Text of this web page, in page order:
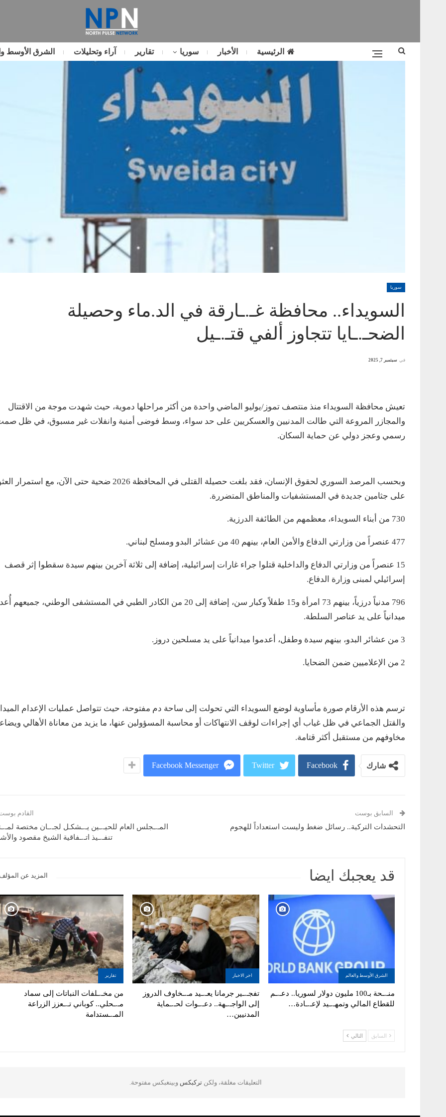
الرئيسية الأخبار سوريا تقارير آراء وتحليلات الشرق الأوسط
سوريا
السويداء.. محافظة غـ.ـارقة في الد.ماء وحصيلة
الضحـ.ـايا تتجاوز ألفي قتـ.ـيل
في سبتمبر 7, 2025
تعيش محافظة السويداء منذ منتصف تموز/يوليو الماضي واحدة من أكثر مراحلها دموية، حيث شهدت موجة من الاقتتال
والمجازر المروعة التي طالت المدنيين والعسكريين على حد سواء، وسط فوضى أمنية وانفلات غير مسبوق، في ظل
رسمي وعجز دولي عن حماية السكان.
وبحسب المرصد السوري لحقوق الإنسان، فقد بلغت حصيلة القتلى في المحافظة 2026 ضحية حتى الآن، مع استمرار
على جثامين جديدة في المستشفيات والمناطق المتضررة.
730 من أبناء السويداء، معظمهم من الطائفة الدرزية.
477 عنصراً من وزارتي الدفاع والأمن العام، بينهم 40 من عشائر البدو ومسلح لبناني.
15 عنصراً من وزارتي الدفاع والداخلية قتلوا جراء غارات إسرائيلية، إضافة إلى ثلاثة آخرين بينهم سيدة سقطوا إثر قصف
إسرائيلي لمبنى وزارة الدفاع.
796 مدنياً درزياً، بينهم 73 امرأة و15 طفلاً وكبار سن، إضافة إلى 20 من الكادر الطبي في المستشفى الوطني، جميعهم
ميدانياً على يد عناصر السلطة.
3 من عشائر البدو، بينهم سيدة وطفل، أعدموا ميدانياً على يد مسلحين دروز.
2 من الإعلاميين ضمن الضحايا.
ترسم هذه الأرقام صورة مأساوية لوضع السويداء التي تحولت إلى ساحة دم مفتوحة، حيث تتواصل عمليات الإعدام
والقتل الجماعي في ظل غياب أي إجراءات لوقف الانتهاكات أو محاسبة المسؤولين عنها، ما يزيد من معاناة الأهالي
مخاوفهم من مستقبل أكثر قتامة.
شارك Facebook
Twitter
Facebook Messenger
السابق بوست
التحشدات التركية.. رسائل ضغط وليست استعداداً للهجوم
القادم
المـ.ـجلس العام للحيـ.ـين يـ.ـشكـل لجـ.ـان مختصة
تنفـ.ـيذ اتـ.ـفاقية الشيخ مقصود
قد يعجبك ايضا المزيد عن المؤلف
الشرق الأوسط والعالم
منـ.ـحة بـ100 مليون دولار لسوريا.. دعـ.ـم
للقطاع المالي وتمهـ.ـيد لإعـ.ـادة…
اخر الاخبار
تفجـ.ـير جرمانا يعـ.ـيد مـ.ـخاوف الدروز
إلى الواجـ.ـهة.. دعـ.ـوات لحـ.ـماية
المدنيين…
تقارير
من مخـ.ـلفات النباتات إلى سماد
مـ.ـحلي.. كوباني تـ.ـعزز الزراعة
المـ.ـستدامة
السابق التالي
التعليقات مغلقة، ولكن تركبكس وبينغبكس مفتوحة.